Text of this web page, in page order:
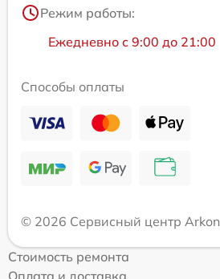
Режим работы:
Ежедневно с 9:00 до 21:00
Способы оплаты
© 2026 Сервисный центр Arkon
Стоимость ремонта